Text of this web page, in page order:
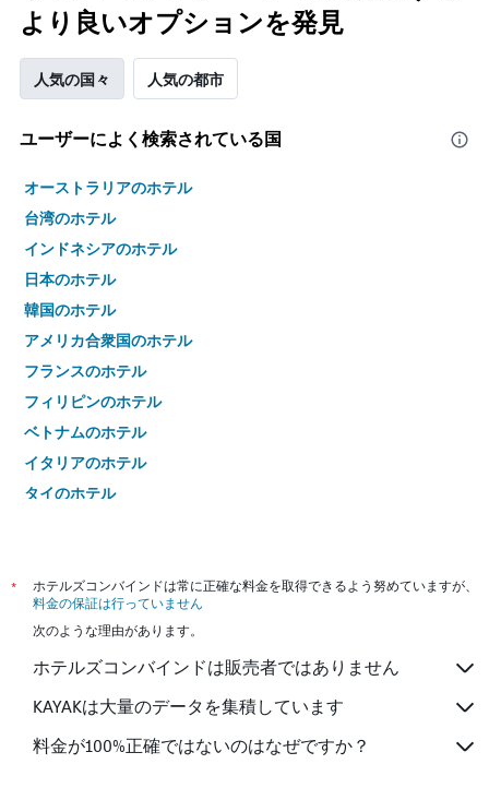
より良いオプションを発見
人気の国々 人気の都市
ユーザーによく検索されている国
オーストラリアのホテル
台湾のホテル
インドネシアのホテル
日本のホテル
韓国のホテル
アメリカ合衆国のホテル
フランスのホテル
フィリピンのホテル
ベトナムのホテル
イタリアのホテル
タイのホテル
*
ホテルズコンバインドは常に正確な料金を取得できるよう努めていますが、
料金の保証は行っていません
次のような理由があります。
ホテルズコンバインドは販売者ではありません
KAYAKは大量のデータを集積しています
料金が100%正確ではないのはなぜですか？